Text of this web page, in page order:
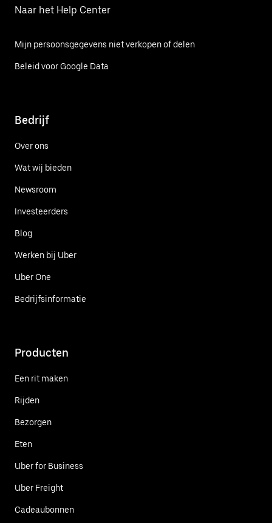
Naar het Help Center
Mijn persoonsgegevens niet verkopen of delen
Beleid voor Google Data
Bedrijf
Over ons
Wat wij bieden
Newsroom
Investeerders
Blog
Werken bij Uber
Uber One
Bedrijfsinformatie
Producten
Een rit maken
Rijden
Bezorgen
Eten
Uber for Business
Uber Freight
Cadeaubonnen